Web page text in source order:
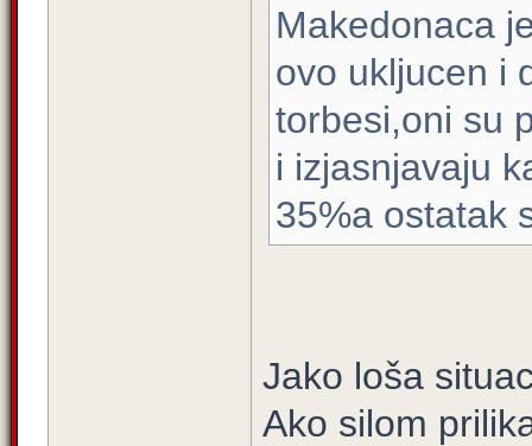
Makedonaca
ovo ukljucen i
torbesi,oni su
i izjasnjavaju
35%a ostatak
Jako loša
Ako silom